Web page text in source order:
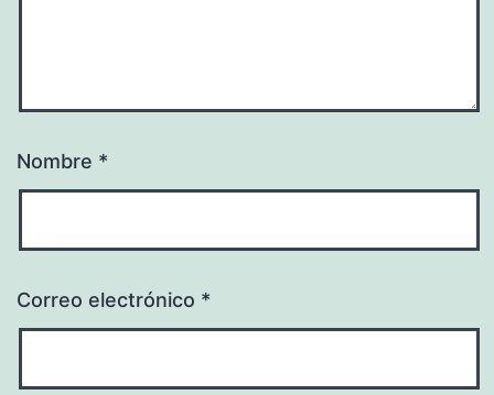
Nombre *
Correo electrónico *